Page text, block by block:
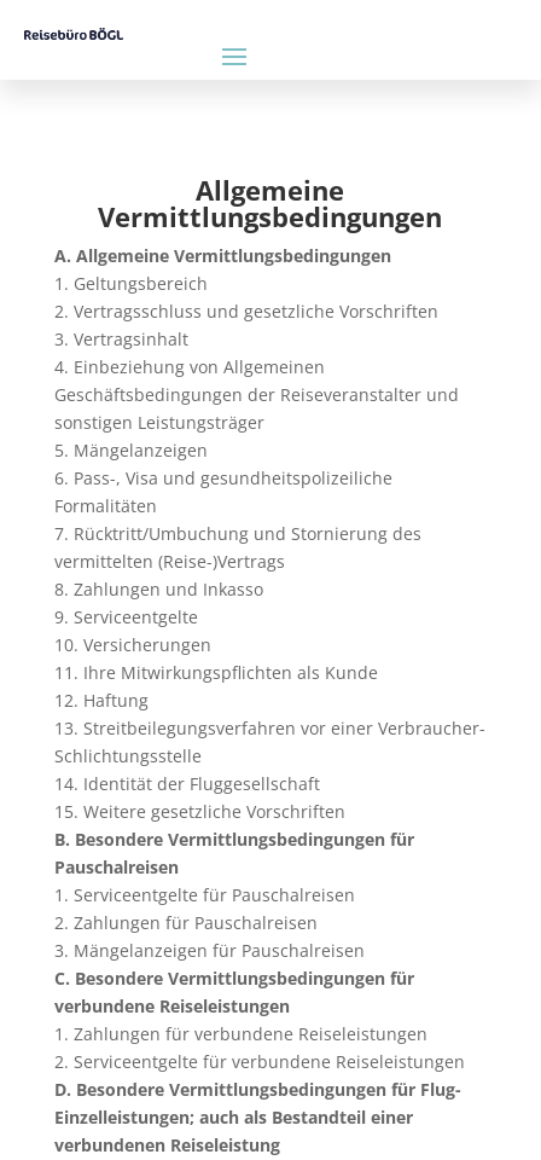
Allgemeine
Vermittlungsbedingungen
A. Allgemeine Vermittlungsbedingungen
1. Geltungsbereich
2. Vertragsschluss und gesetzliche Vorschriften
3. Vertragsinhalt
4. Einbeziehung von Allgemeinen
Geschäftsbedingungen der Reiseveranstalter und
sonstigen Leistungsträger
5. Mängelanzeigen
6. Pass-, Visa und gesundheitspolizeiliche
Formalitäten
7. Rücktritt/Umbuchung und Stornierung des
vermittelten (Reise-)Vertrags
8. Zahlungen und Inkasso
9. Serviceentgelte
10. Versicherungen
11. Ihre Mitwirkungspflichten als Kunde
12. Haftung
13. Streitbeilegungsverfahren vor einer Verbraucher-
Schlichtungsstelle
14. Identität der Fluggesellschaft
15. Weitere gesetzliche Vorschriften
B. Besondere Vermittlungsbedingungen für
Pauschalreisen
1. Serviceentgelte für Pauschalreisen
2. Zahlungen für Pauschalreisen
3. Mängelanzeigen für Pauschalreisen
C. Besondere Vermittlungsbedingungen für
verbundene Reiseleistungen
1. Zahlungen für verbundene Reiseleistungen
2. Serviceentgelte für verbundene Reiseleistungen
D. Besondere Vermittlungsbedingungen für Flug-
Einzelleistungen; auch als Bestandteil einer
verbundenen Reiseleistung